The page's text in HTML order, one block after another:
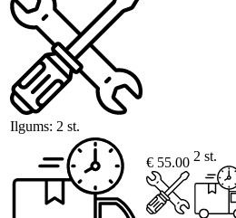
Ilgums: 2 st.
€ 55.00 2 st.